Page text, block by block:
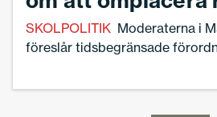
SKOLPOLITIK Moderaterna i
föreslår tidsbegränsade
omplacera en rektor som inte